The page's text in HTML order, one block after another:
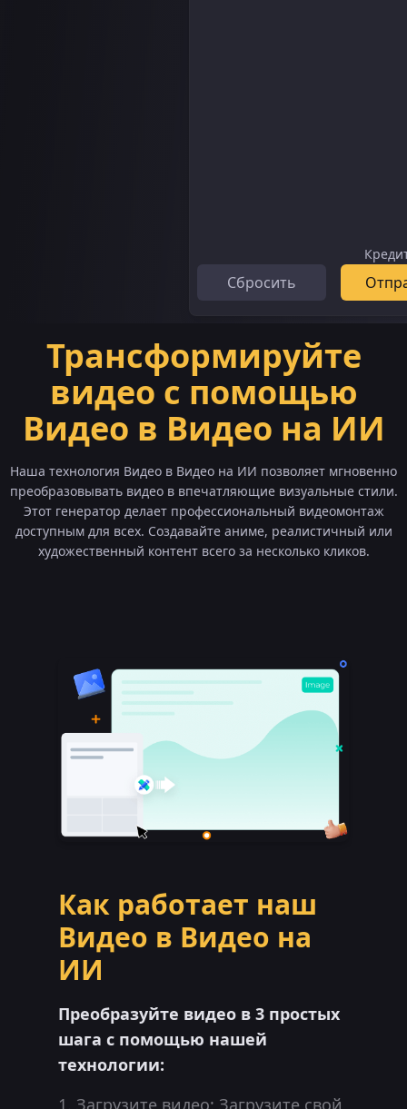
Сбросить
Трансформируйте
видео с помощью
Видео в Видео на ИИ
Наша технология Видео в Видео на ИИ позволяет мгновенно
преобразовывать видео в впечатляющие визуальные стили.
Этот генератор делает профессиональный видеомонтаж
доступным для всех. Создавайте аниме, реалистичный или
художественный контент всего за несколько кликов.
Как работает наш
Видео в Видео на
ИИ
Преобразуйте видео в 3 простых
шага с помощью нашей
технологии:
Загрузите видео: Загрузите свой